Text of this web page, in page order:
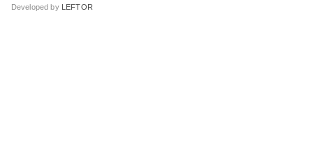
Developed by
LEFTOR